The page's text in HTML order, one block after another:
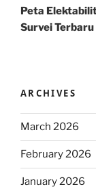
Post
Peta
Survei Terbaru
ARCHIVES
March 2026
February 2026
January 2026